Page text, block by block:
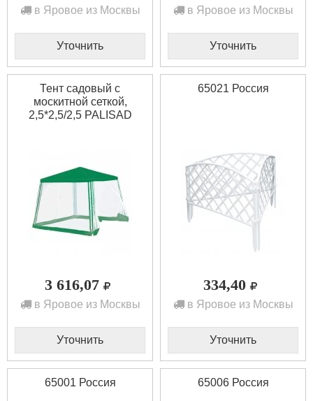
в Яровое из Москвы
Уточнить
в Яровое из Москвы
Уточнить
Тент садовый с
москитной сеткой,
2,5*2,5/2,5 PALISAD
3 616,07
в Яровое из Москвы
Уточнить
65021 Россия
334,40
в Яровое из Москвы
Уточнить
65001 Россия 65006 Россия